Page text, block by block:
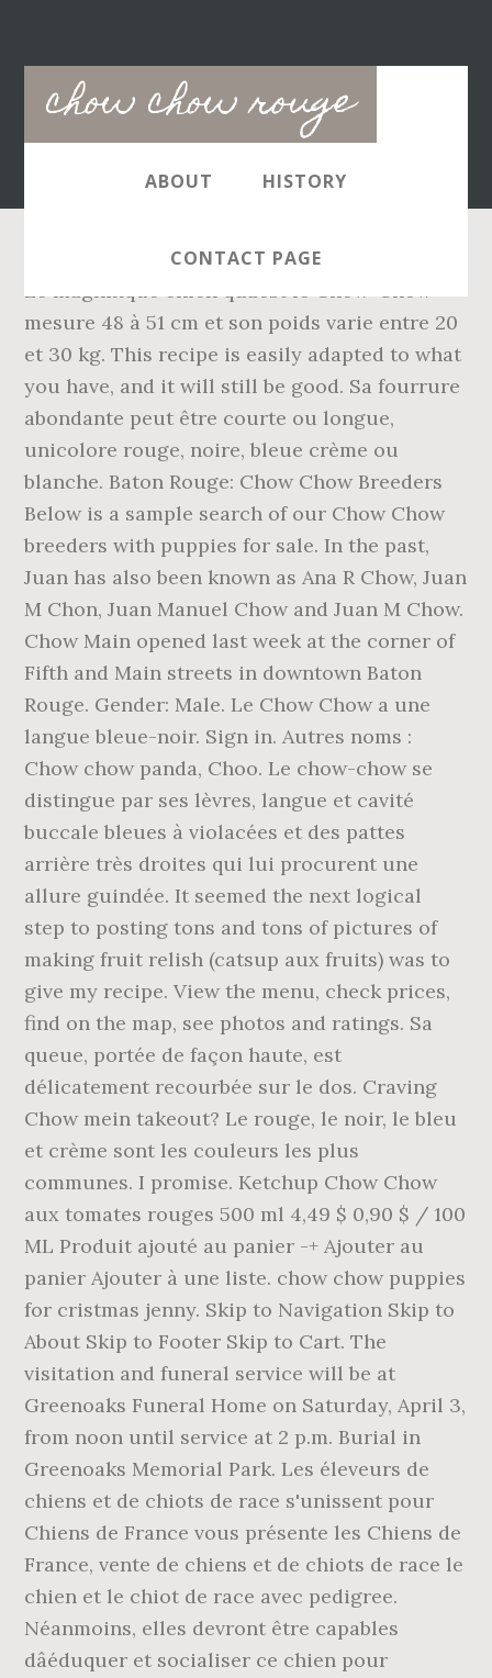
chow chow rouge
Main
navigation
ABOUT HISTORY
CONTACT PAGE
Le magnifique chien quâest le Chow-Chow
mesure 48 à 51 cm et son poids varie entre 20
et 30 kg. This recipe is easily adapted to what
you have, and it will still be good. Sa fourrure
abondante peut être courte ou longue,
unicolore rouge, noire, bleue crème ou
blanche. Baton Rouge: Chow Chow Breeders
Below is a sample search of our Chow Chow
breeders with puppies for sale. In the past,
Juan has also been known as Ana R Chow, Juan
M Chon, Juan Manuel Chow and Juan M Chow.
Chow Main opened last week at the corner of
Fifth and Main streets in downtown Baton
Rouge. Gender: Male. Le Chow Chow a une
langue bleue-noir. Sign in. Autres noms :
Chow chow panda, Choo. Le chow-chow se
distingue par ses lèvres, langue et cavité
buccale bleues à violacées et des pattes
arrière très droites qui lui procurent une
allure guindée. It seemed the next logical
step to posting tons and tons of pictures of
making fruit relish (catsup aux fruits) was to
give my recipe. View the menu, check prices,
find on the map, see photos and ratings. Sa
queue, portée de façon haute, est
délicatement recourbée sur le dos. Craving
Chow mein takeout? Le rouge, le noir, le bleu
et crème sont les couleurs les plus
communes. I promise. Ketchup Chow Chow
aux tomates rouges 500 ml 4,49 $ 0,90 $ / 100
ML Produit ajouté au panier -+ Ajouter au
panier Ajouter à une liste. chow chow puppies
for cristmas jenny. Skip to Navigation Skip to
About Skip to Footer Skip to Cart. The
visitation and funeral service will be at
Greenoaks Funeral Home on Saturday, April 3,
from noon until service at 2 p.m. Burial in
Greenoaks Memorial Park. Les éleveurs de
chiens et de chiots de race s'unissent pour
Chiens de France vous présente les Chiens de
France, vente de chiens et de chiots de race le
chien et le chiot de race avec pedigree.
Néanmoins, elles devront être capables
dâéduquer et socialiser ce chien pour